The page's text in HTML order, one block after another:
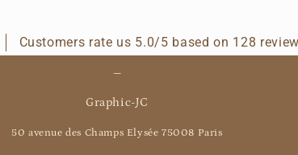
Customers rate us 5.0/5 based on 128
Graphic-JC
50 avenue des Champs Elysée 75008 Paris